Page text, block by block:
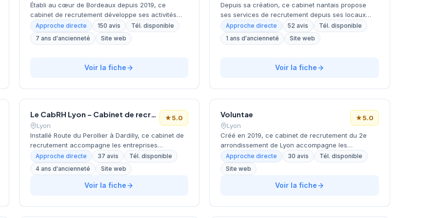
Établi au cœur de Bordeaux depuis 2019, ce
cabinet de recrutement développe ses activités
dans le secteur de l'accompagnement en
ressources humaines. MARION CARLES dirige cette
SARL qui s'appuie sur une approche personnalisée
une excellente réputation client avec une note
maximale de 5/5 basée sur 148 évaluations Google.
partenaires.
Approche directe 150 avis
Tél. disponible
7 ans d'ancienneté
Site web
Voir la fiche
Depuis sa création, ce cabinet nantais propose
ses services de recrutement depuis ses locaux
situés rue Paul Painlevé. Dirigée par De Rolland, la
structure accompagne les entreprises dans leurs
recherches de candidats sur le marché local et
personnalisée pour chaque mission de
recrutement confiée. Sa réputation client se traduit
Approche directe 52 avis
Tél. disponible
1 ans d'ancienneté
Site web
Voir la fiche
Le CabRH Lyon – Cabinet de recrutement
Lyon
★5.0
Installé Route du Perollier à Dardilly, ce cabinet de
recrutement accompagne les entreprises
lyonnaises dans leurs recherches de profils
qualifiés. Dirigée par Bruchier, cette structure
développe une approche personnalisée du
recrutement en s'appuyant sur une connaissance
Approche directe 37 avis
Tél. disponible
4 ans d'ancienneté
Site web
Voir la fiche
Voluntae
Lyon
★5.0
Créé en 2019, ce cabinet de recrutement du 2e
arrondissement de Lyon accompagne les
entreprises dans leurs recrutements depuis le
quartier Bellecour. Basé place Antonin Poncet, il
développe une approche personnalisée du conseil
en ressources humaines et du placement de
Approche directe 30 avis
Tél. disponible
Site web
Voir la fiche